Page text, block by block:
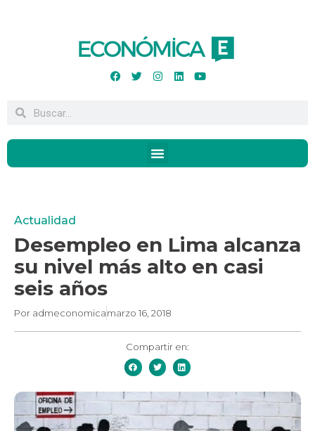
Actualidad
Desempleo en Lima alcanza
su nivel más alto en casi
seis años
Por admeconomicamarzo 16, 2018
Compartir en: